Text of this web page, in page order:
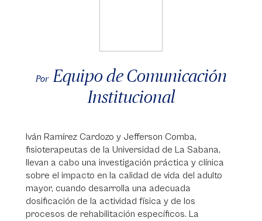
Por Equipo de Comunicación
Institucional
Iván Ramírez Cardozo y Jefferson Comba,
fisioterapeutas de la Universidad de La Sabana,
llevan a cabo una investigación práctica y clínica
sobre el impacto en la calidad de vida del adulto
mayor, cuando desarrolla una adecuada
dosificación de la actividad física y de los
procesos de rehabilitación específicos. La